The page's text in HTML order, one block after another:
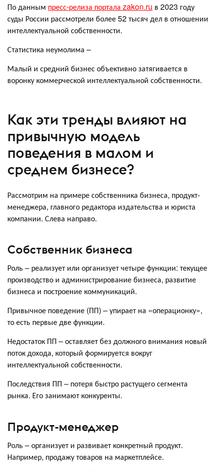
По данным пресс-релиза портала zakon.ru в 2023 году
суды России рассмотрели более 52 тысяч дел в отношении
интеллектуальной собственности.
Статистика неумолима –
Малый и средний бизнес объективно затягивается в
воронку коммерческой интеллектуальной собственности.
Как эти тренды влияют на
привычную модель
поведения в малом и
среднем бизнесе?
Рассмотрим на примере собственника бизнеса, продукт-
менеджера, главного редактора издательства и юриста
компании. Слева направо.
Собственник бизнеса
Роль – реализует или организует четыре функции: текущее
производство и администрирование бизнеса, развитие
бизнеса и построение коммуникаций.
Привычное поведение (ПП) – упирает на «операционку»,
то есть первые две функции.
Недостаток ПП – оставляет без должного внимания новый
поток дохода, который формируется вокруг
интеллектуальной собственности.
Последствия ПП – потеря быстро растущего сегмента
рынка. Его занимают конкуренты.
Продукт-менеджер
Роль – организует и развивает конкретный продукт.
Например, продажу товаров на маркетплейсе.